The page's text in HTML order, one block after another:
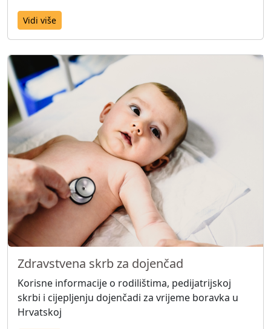
Vidi više
Zdravstvena skrb za dojenčad
Korisne informacije o rodilištima, pedijatrijskoj
skrbi i cijepljenju dojenčadi za vrijeme boravka u
Hrvatskoj